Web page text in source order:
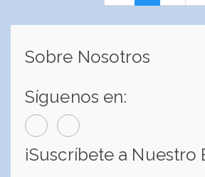
Sobre Nosotros
Síguenos en:
¡Suscríbete a Nuestro